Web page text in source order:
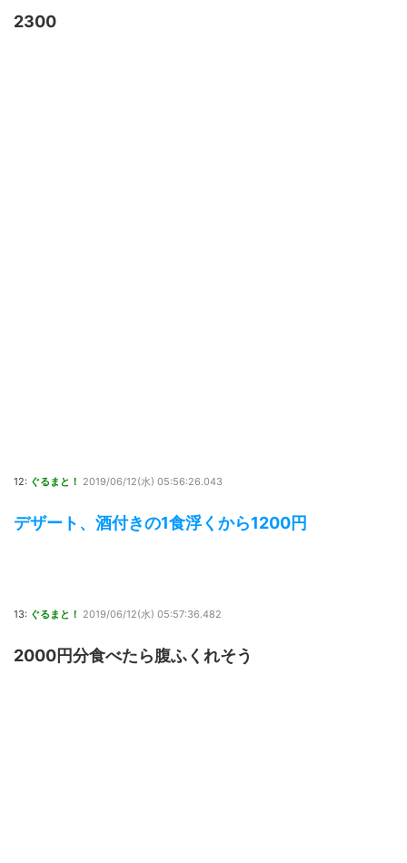
2300
12: ぐるまと！ 2019/06/12(水) 05:56:26.043
デザート、酒付きの1食浮くから1200円
13: ぐるまと！ 2019/06/12(水) 05:57:36.482
2000円分食べたら腹ふくれそう